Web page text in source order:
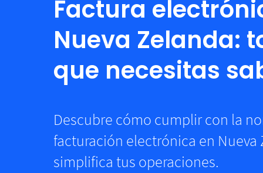
Factura
Nueva Zelanda:
que necesitas
Descubre cómo cumplir con la
facturación electrónica en Nueva
simplifica tus operaciones.